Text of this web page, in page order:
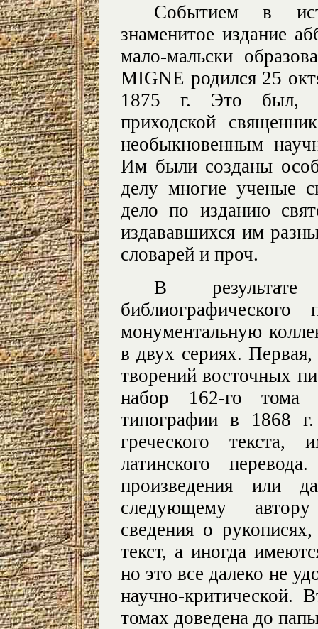
Событием в
знаменитое издание
мало-мальски
MIGNE родился 25
1875 г. Это был, в
приходской
необыкновенным
Им были созданы
делу многие ученые
дело по изданию
издававшихся им
словарей и проч.
В результате
монументальную
в двух сериях. Первая,
творений восточных
набор 162-го тома
типографии в 1868
греческого текста,
латинского
произведения или
следующему
сведения о
текст, а иногда
но это все далеко не
научно-критической.
томах доведена до